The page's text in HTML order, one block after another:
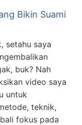
Bikin Suami
setahu saya
buk? Nah
video saya
untuk
teknik,
fokus pada